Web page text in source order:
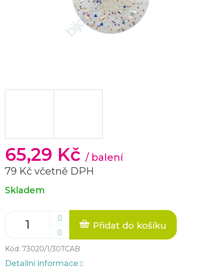
65,29 Kč / balení
79 Kč včetně DPH
Měrná
cena:
Skladem
Přidat do košíku
Kód: 73020/1/30TCAB
Detailní informace